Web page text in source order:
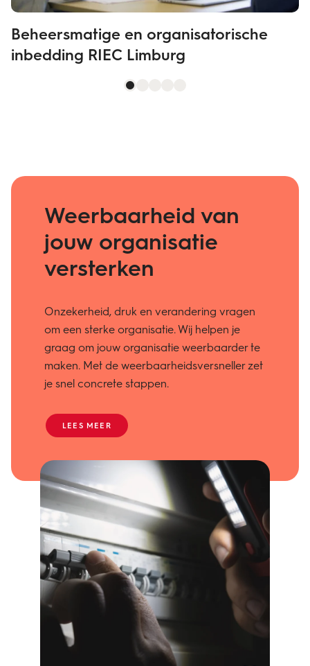
Beheersmatige en organisatorische
inbedding RIEC Limburg
Weerbaarheid van
jouw organisatie
versterken
Onzekerheid, druk en verandering vragen
om een sterke organisatie. Wij helpen je
graag om jouw organisatie weerbaarder te
maken. Met de weerbaarheidsversneller zet
je snel concrete stappen.
LEES MEER